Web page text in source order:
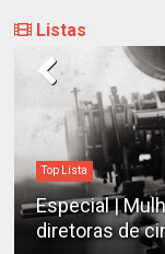
Listas
Top Lista
Especial |
diretoras de